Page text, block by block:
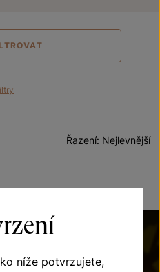
Nejlevnější
Řazení:
níže potvrzujete,